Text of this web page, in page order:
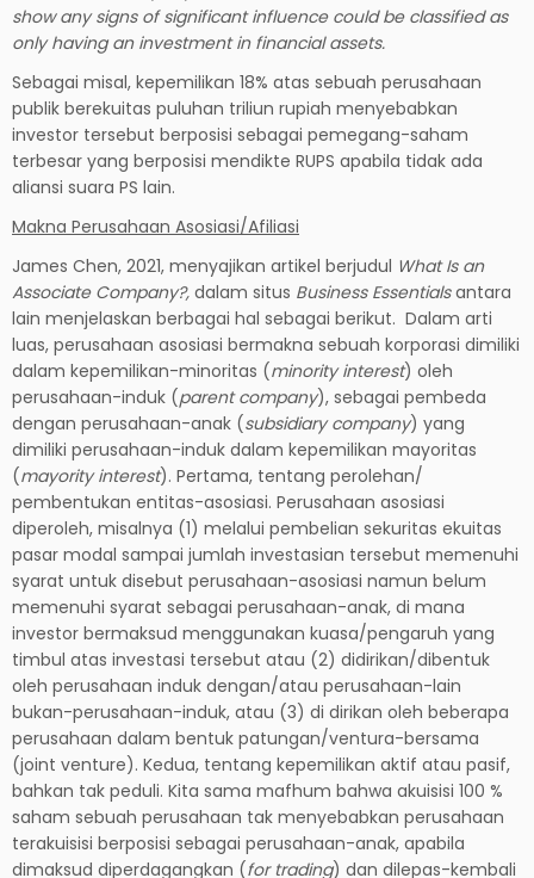
show any signs of significant influence could be classified as
only having an investment in financial assets.
Sebagai misal, kepemilikan 18% atas sebuah perusahaan
publik berekuitas puluhan triliun rupiah menyebabkan
investor tersebut berposisi sebagai pemegang-saham
terbesar yang berposisi mendikte RUPS apabila tidak ada
aliansi suara PS lain.
Makna Perusahaan Asosiasi/Afiliasi
James Chen, 2021, menyajikan artikel berjudul What Is an
Associate Company?, dalam situs Business Essentialsantara
lain menjelaskan berbagai hal sebagai berikut. Dalam arti
luas, perusahaan asosiasi bermakna sebuah korporasi dimiliki
dalam kepemilikan-minoritas (minority interest) oleh
perusahaan-induk (parent company), sebagai pembeda
dengan perusahaan-anak (subsidiary company) yang
dimiliki perusahaan-induk dalam kepemilikan mayoritas
(mayority interest). Pertama, tentang perolehan/
pembentukan entitas-asosiasi. Perusahaan asosiasi
diperoleh, misalnya (1) melalui pembelian sekuritas ekuitas
pasar modal sampai jumlah investasian tersebut memenuhi
syarat untuk disebut perusahaan-asosiasi namun belum
memenuhi syarat sebagai perusahaan-anak, di mana
investor bermaksud menggunakan kuasa/pengaruh yang
timbul atas investasi tersebut atau (2) didirikan/dibentuk
oleh perusahaan induk dengan/atau perusahaan-lain
bukan-perusahaan-induk, atau (3) di dirikan oleh beberapa
perusahaan dalam bentuk patungan/ventura-bersama
(joint venture). Kedua, tentang kepemilikan aktif atau pasif,
bahkan tak peduli. Kita sama mafhum bahwa akuisisi 100 %
saham sebuah perusahaan tak menyebabkan perusahaan
terakuisisi berposisi sebagai perusahaan-anak, apabila
dimaksud diperdagangkan (for trading) dan dilepas-kembali